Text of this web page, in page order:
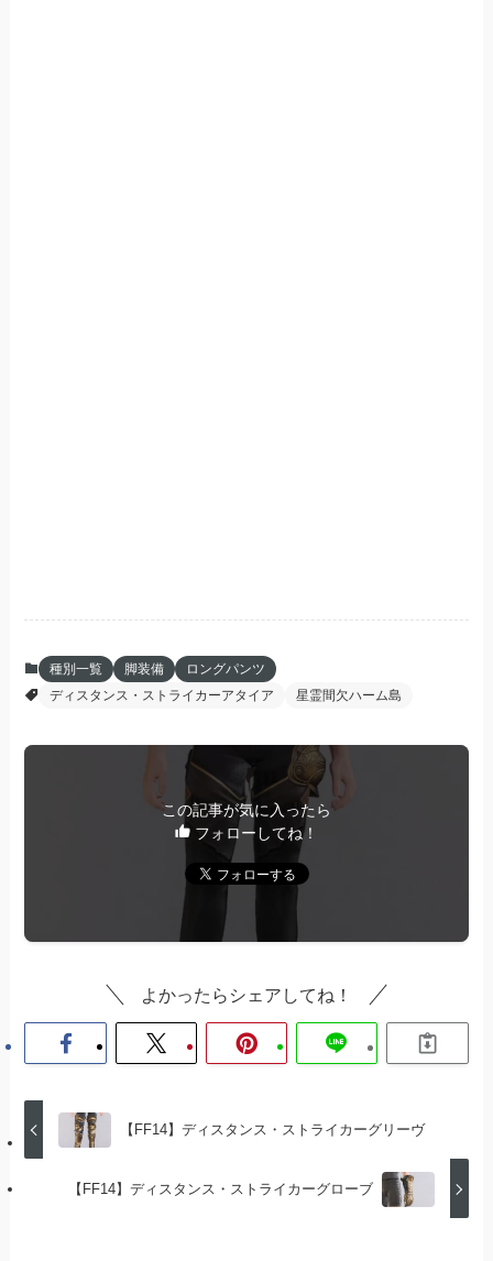
種別一覧 脚装備
ロングパンツ
ディスタンス・ストライカーアタイア
星霊間欠ハーム島
この記事が気に入ったら
フォローしてね！
よかったらシェアしてね！
【FF14】ディスタンス・ストライカーグリーヴ
【FF14】ディスタンス・ストライカーグローブ